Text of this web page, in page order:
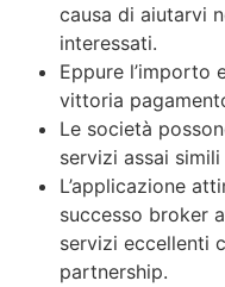
causa di aiutarvi
interessati.
Eppure l’importo
vittoria
Le società
servizi assai
L’applicazione
successo broker
servizi eccellenti
partnership.